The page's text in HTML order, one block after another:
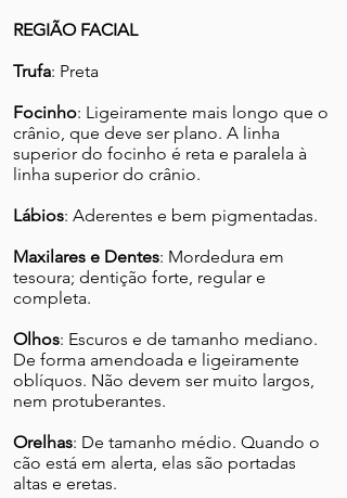
REGIÃO FACIAL
Trufa: Preta
Focinho: Ligeiramente mais longo que o
crânio, que deve ser plano. A linha
superior do focinho é reta e paralela à
linha superior do crânio.
Lábios: Aderentes e bem pigmentadas.
Maxilares e Dentes: Mordedura em
tesoura; dentição forte, regular e
completa.
Olhos: Escuros e de tamanho mediano.
De forma amendoada e ligeiramente
oblíquos. Não devem ser muito largos,
nem protuberantes.
Orelhas: De tamanho médio. Quando o
cão está em alerta, elas são portadas
altas e eretas.